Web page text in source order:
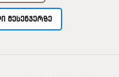
ᲛᲔᲡᲔᲜᲯᲔᲠᲖᲔ